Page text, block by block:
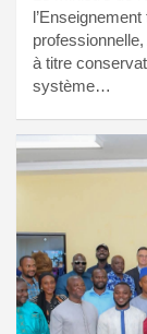
à titre
système…